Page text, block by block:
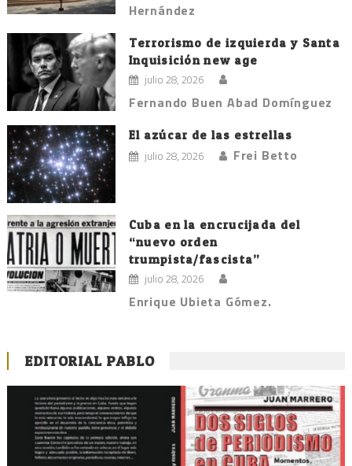
Hernández
Terrorismo de izquierda y Santa
Inquisición new age
julio 28, 2026
Fernando Buen Abad Domínguez
El azúcar de las estrellas
julio 28, 2026 Frei Betto
Cuba en la encrucijada del
“nuevo orden
trumpista/fascista”
julio 28, 2026
Enrique Ubieta Gómez.
EDITORIAL PABLO